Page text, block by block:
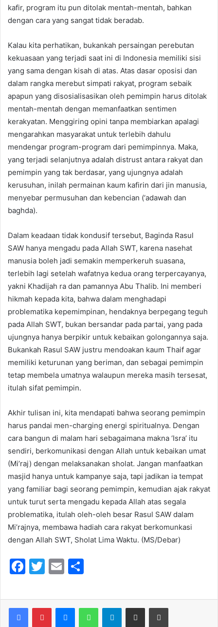
kafir, program itu pun ditolak mentah-mentah, bahkan
dengan cara yang sangat tidak beradab.
Kalau kita perhatikan, bukankah persaingan perebutan
kekuasaan yang terjadi saat ini di Indonesia memiliki sisi
yang sama dengan kisah di atas. Atas dasar oposisi dan
dalam rangka merebut simpati rakyat, program sebaik
apapun yang disosialisasikan oleh pemimpin harus ditolak
mentah-mentah dengan memanfaatkan sentimen
kerakyatan. Menggiring opini tanpa membiarkan apalagi
mengarahkan masyarakat untuk terlebih dahulu
mendengar program-program dari pemimpinnya. Maka,
yang terjadi selanjutnya adalah distrust antara rakyat dan
pemimpin yang tak berdasar, yang ujungnya adalah
kerusuhan, inilah permainan kaum kafirin dari jin manusia,
menyebar permusuhan dan kebencian (‘adawah dan
baghda).
Dalam keadaan tidak kondusif tersebut, Baginda Rasul
SAW hanya mengadu pada Allah SWT, karena nasehat
manusia boleh jadi semakin memperkeruh suasana,
terlebih lagi setelah wafatnya kedua orang terpercayanya,
yakni Khadijah ra dan pamannya Abu Thalib. Ini memberi
hikmah kepada kita, bahwa dalam menghadapi
problematika kepemimpinan, hendaknya berpegang teguh
pada Allah SWT, bukan bersandar pada partai, yang pada
ujungnya hanya berpikir untuk kebaikan golongannya saja.
Bukankah Rasul SAW justru mendoakan kaum Thaif agar
memiliki keturunan yang beriman, dan sebagai pemimpin
tetap membela umatnya walaupun mereka masih tersesat,
itulah sifat pemimpin.
Akhir tulisan ini, kita mendapati bahwa seorang pemimpin
harus pandai men-charging energi spiritualnya. Dengan
cara bangun di malam hari sebagaimana makna ‘Isra’ itu
sendiri, berkomunikasi dengan Allah untuk kebaikan umat
(Mi’raj) dengan melaksanakan sholat. Jangan manfaatkan
masjid hanya untuk kampanye saja, tapi jadikan ia tempat
yang familiar bagi seorang pemimpin, kemudian ajak rakyat
untuk turut serta mengadu kepada Allah atas segala
problematika, itulah oleh-oleh besar Rasul SAW dalam
Mi’rajnya, membawa hadiah cara rakyat berkomunkasi
dengan Allah SWT, Sholat Lima Waktu. (MS/Debar)
F
c
e
T
itt
er
E
ai
l
ar
e
Telegram